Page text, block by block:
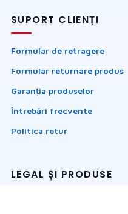
SUPORT CLIENȚI
Formular de retragere
Formular returnare produs
Garanția produselor
Întrebări frecvente
Politica retur
LEGAL ȘI PRODUSE